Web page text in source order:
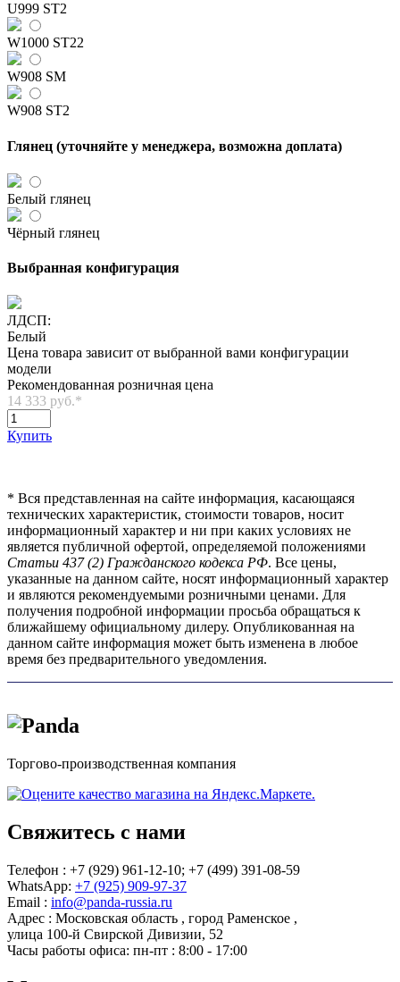
U999 ST2
W1000 ST22
W908 SM
W908 ST2
Глянец (уточняйте у менеджера, возможна доплата)
Белый глянец
Чёрный глянец
Выбранная конфигурация
ЛДСП:
Белый
Цена товара зависит от выбранной вами конфигурации
модели
Рекомендованная розничная цена
14 333 руб.*
Купить
* Вся представленная на сайте информация, касающаяся
технических характеристик, стоимости товаров, носит
информационный характер и ни при каких условиях не
является публичной офертой, определяемой положениями
Статьи 437 (2) Гражданского кодекса РФ. Все цены,
указанные на данном сайте, носят информационный характер
и являются рекомендуемыми розничными ценами. Для
получения подробной информации просьба обращаться к
ближайшему официальному дилеру. Опубликованная на
данном сайте информация может быть изменена в любое
время без предварительного уведомления.
Торгово-производственная компания
Свяжитесь с нами
Телефон : +7 (929) 961-12-10; +7 (499) 391-08-59
WhatsApp: +7 (925) 909-97-37
Email : info@panda-russia.ru
Адрес : Московская область , город Раменское ,
улица 100-й Свирской Дивизии, 52
Часы работы офиса: пн-пт : 8:00 - 17:00